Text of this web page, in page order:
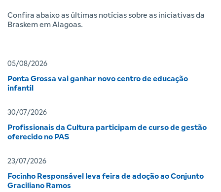
Confira abaixo as últimas notícias sobre as iniciativas da
Braskem em Alagoas.
05/08/2026
Ponta Grossa vai ganhar novo centro de educação
infantil
30/07/2026
Profissionais da Cultura participam de curso de gestão
oferecido no PAS
23/07/2026
Focinho Responsável leva feira de adoção ao Conjunto
Graciliano Ramos